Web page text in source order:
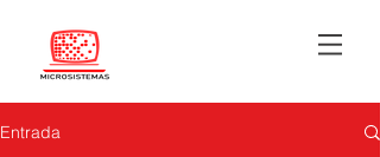
Entrada